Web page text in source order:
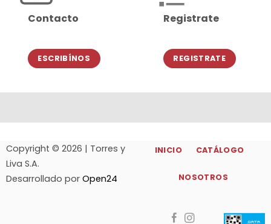
Contacto
ESCRIBÍNOS
Registrate
REGISTRATE
Copyright © 2026 | Torres y
Liva S.A.
Desarrollado por Open24
INICIO CATÁLOGO
NOSOTROS